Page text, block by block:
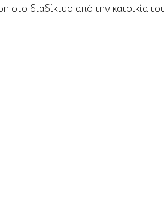
διαδίκτυο από την κατοικία